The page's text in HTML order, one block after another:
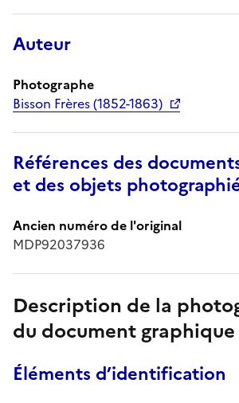
Auteur
Photographe
Bisson Frères (1852-1863)
Références des
et des objets
Ancien numéro de l'original
MDP92037936
Description de la
du document graphique
Éléments d’identification